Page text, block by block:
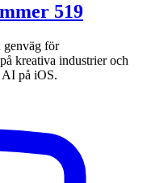
519
genväg för
kreativa industrier och
AI på iOS.